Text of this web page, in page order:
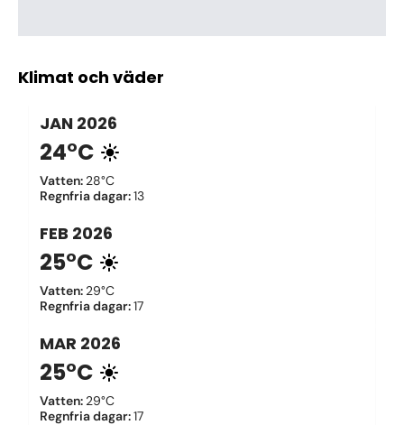
Klimat och väder
JAN 2026
24°C
Vatten: 28°C
Regnfria dagar:13
FEB 2026
25°C
Vatten: 29°C
Regnfria dagar:17
MAR 2026
25°C
Vatten: 29°C
Regnfria dagar:17